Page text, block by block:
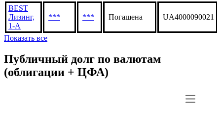
BEST
Лизинг,
1-A
*** *** Погашена UA4000090021
Показать все
Публичный долг по валютам
(облигации + ЦФА)